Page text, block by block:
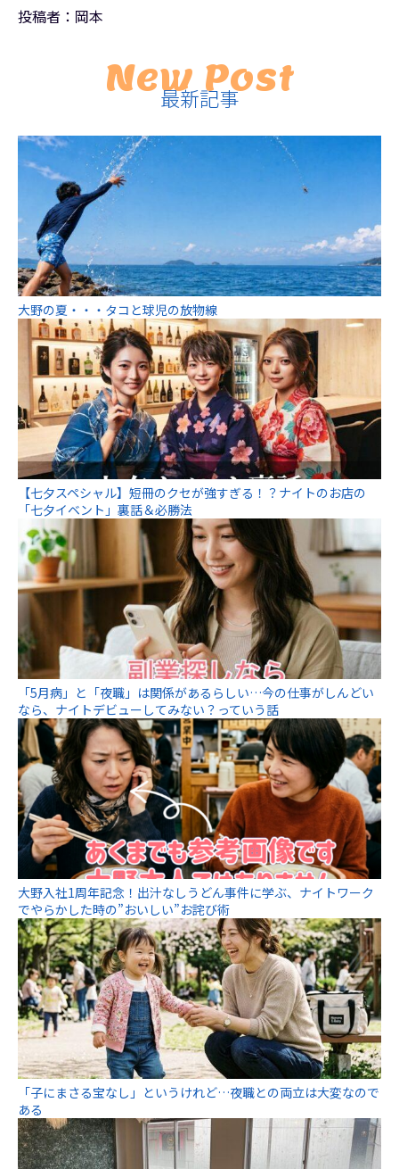
投稿者：岡本
New Post
最新記事
大野の夏・・・タコと球児の放物線
【七夕スペシャル】短冊のクセが強すぎる！？ナイトのお店の
「七夕イベント」裏話＆必勝法
「5月病」と「夜職」は関係があるらしい…今の仕事がしんどい
なら、ナイトデビューしてみない？っていう話
大野入社1周年記念！出汁なしうどん事件に学ぶ、ナイトワーク
でやらかした時の”おいしい”お詫び術
「子にまさる宝なし」というけれど…夜職との両立は大変なので
ある